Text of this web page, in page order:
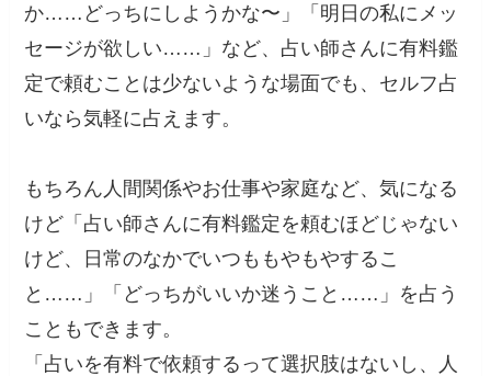
か……どっちにしようかな〜」「明日の私にメッ
セージが欲しい……」など、占い師さんに有料鑑
定で頼むことは少ないような場面でも、セルフ占
いなら気軽に占えます。
もちろん人間関係やお仕事や家庭など、気になる
けど「占い師さんに有料鑑定を頼むほどじゃない
けど、日常のなかでいつももやもやするこ
と……」「どっちがいいか迷うこと……」を占う
こともできます。
「占いを有料で依頼するって選択肢はないし、人